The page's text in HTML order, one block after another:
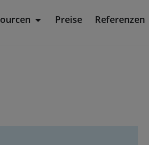
Öffne Ressourcen
Preise Referenzen